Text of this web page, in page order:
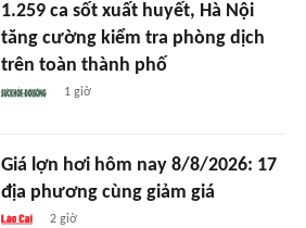
1.259 ca sốt xuất huyết, Hà Nội
tăng cường kiểm tra phòng dịch
trên toàn thành phố
1 giờ
Giá lợn hơi hôm nay 8/8/2026: 17
địa phương cùng giảm giá
2 giờ